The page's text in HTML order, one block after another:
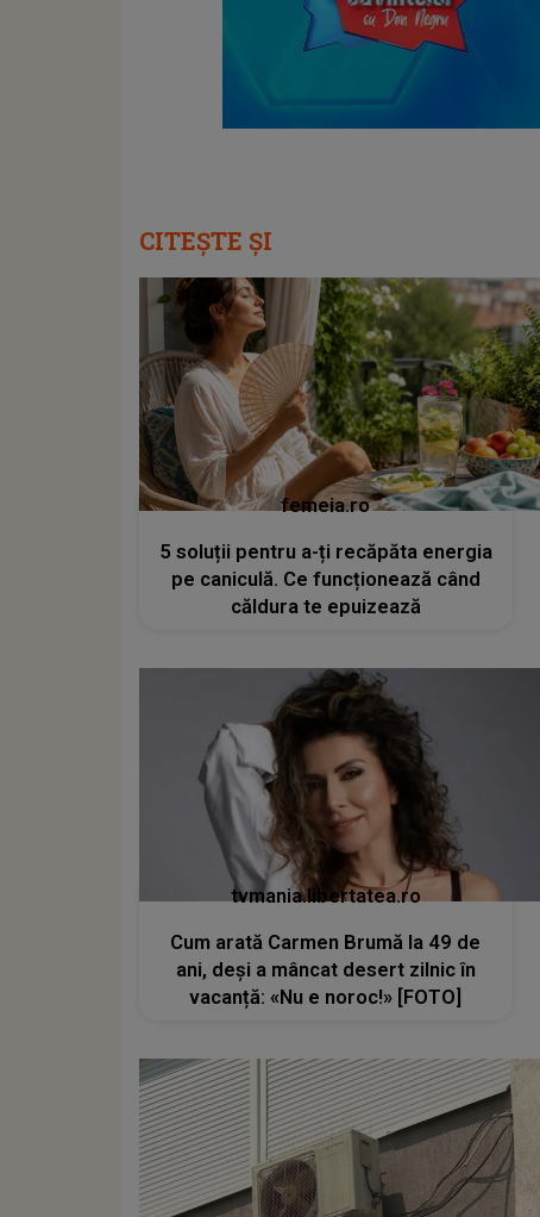
CITEȘTE ȘI
femeia.ro
5 soluții pentru a-ți recăpăta energia
pe caniculă. Ce funcționează când
căldura te epuizează
tvmania.libertatea.ro
Cum arată Carmen Brumă la 49 de
ani, deși a mâncat desert zilnic în
vacanță: «Nu e noroc!» [FOTO]